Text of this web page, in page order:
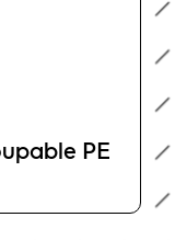
PE